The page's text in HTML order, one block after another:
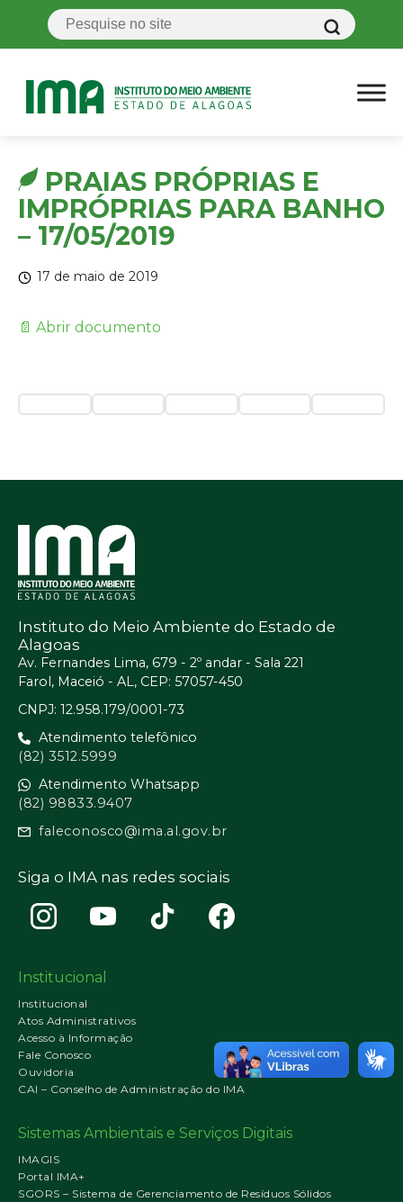
PRAIAS PRÓPRIAS E
IMPRÓPRIAS PARA BANHO
– 17/05/2019
17 de maio de 2019
📄 Abrir documento
Instituto do Meio Ambiente do Estado de
Alagoas
Av. Fernandes Lima, 679 - 2º andar - Sala 221
Farol, Maceió - AL, CEP: 57057-450
CNPJ: 12.958.179/0001-73
Atendimento telefônico
(82) 3512.5999
Atendimento Whatsapp
(82) 98833.9407
faleconosco@ima.al.gov.br
Siga o IMA nas redes sociais
Institucional
Institucional
Atos Administrativos
Acesso à Informação
Fale Conosco
Ouvidoria
CAI – Conselho de Administração do IMA
Sistemas Ambientais e Serviços Digitais
IMAGIS
Portal IMA+
SGORS – Sistema de Gerenciamento de Resíduos Sólidos